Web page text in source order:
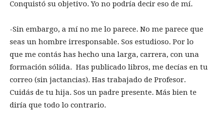
Conquistó su objetivo. Yo no podría decir eso de mí.
-Sin embargo, a mí no me lo parece. No me parece que
seas un hombre irresponsable. Sos estudioso. Por lo
que me contás has hecho una larga, carrera, con una
formación sólida. Has publicado libros, me decías en tu
correo (sin jactancias). Has trabajado de Profesor.
Cuidás de tu hija. Sos un padre presente. Más bien te
diría que todo lo contrario.